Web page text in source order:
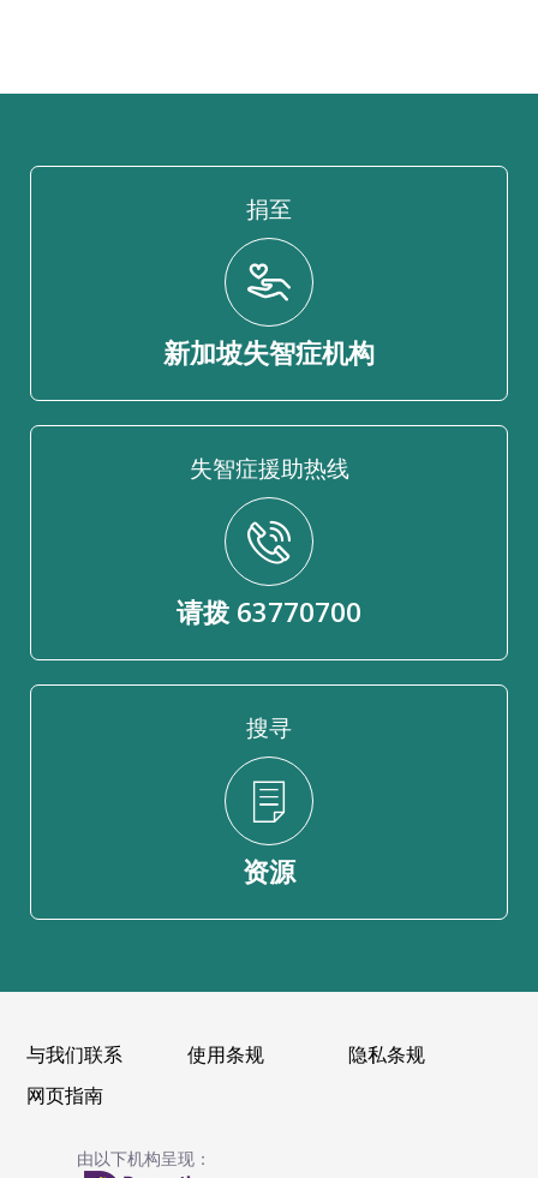
捐至
新加坡失智症机构
失智症援助热线
请拨 63770700
搜寻
资源
与我们联系 使用条规
隐私条规
网页指南
由以下机构呈现：